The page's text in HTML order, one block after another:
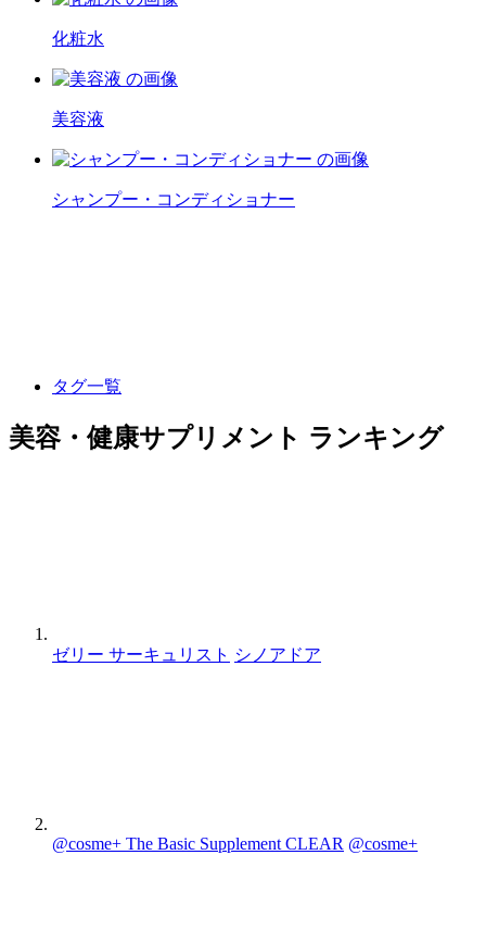
化粧水
美容液
シャンプー・コンディショナー
タグ一覧
美容・健康サプリメント ランキング
ゼリー サーキュリスト シノアドア
@cosme+ The Basic Supplement CLEAR @cosme+